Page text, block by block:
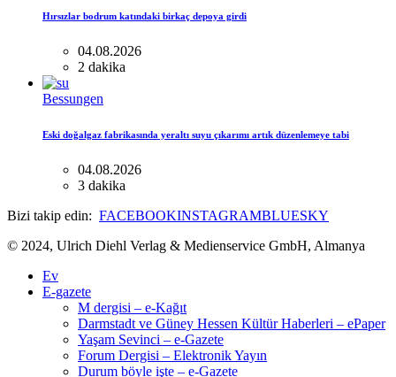
Hırsızlar bodrum katındaki birkaç depoya girdi
04.08.2026
2 dakika
Bessungen
Eski doğalgaz fabrikasında yeraltı suyu çıkarımı artık düzenlemeye tabi
04.08.2026
3 dakika
Bizi takip edin: FACEBOOKINSTAGRAMBLUESKY
© 2024, Ulrich Diehl Verlag & Medienservice GmbH, Almanya
Ev
E-gazete
M dergisi – e-Kağıt
Darmstadt ve Güney Hessen Kültür Haberleri – ePaper
Yaşam Sevinci – e-Gazete
Forum Dergisi – Elektronik Yayın
Durum böyle işte – e-Gazete